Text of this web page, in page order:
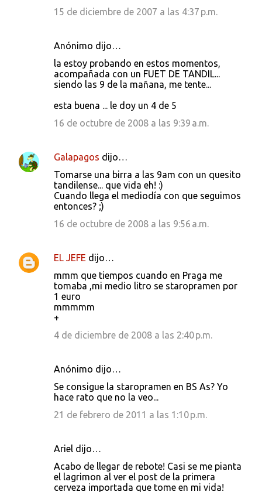
15 de diciembre de 2007 a las 4:37 p.m.
Anónimo dijo…
la estoy probando en estos momentos,
acompañada con un FUET DE TANDIL...
siendo las 9 de la mañana, me tente...
esta buena ... le doy un 4 de 5
16 de octubre de 2008 a las 9:39 a.m.
Galapagos dijo…
Tomarse una birra a las 9am con un quesito
tandilense... que vida eh! :)
Cuando llega el mediodía con que seguimos
entonces? ;)
16 de octubre de 2008 a las 9:56 a.m.
EL JEFE dijo…
mmm que tiempos cuando en Praga me
tomaba ,mi medio litro se staropramen por
1 euro
mmmmm
+
4 de diciembre de 2008 a las 2:40 p.m.
Anónimo dijo…
Se consigue la staropramen en BS As? Yo
hace rato que no la veo...
21 de febrero de 2011 a las 1:10 p.m.
Ariel dijo…
Acabo de llegar de rebote! Casi se me pianta
el lagrimon al ver el post de la primera
cerveza importada que tome en mi vida!